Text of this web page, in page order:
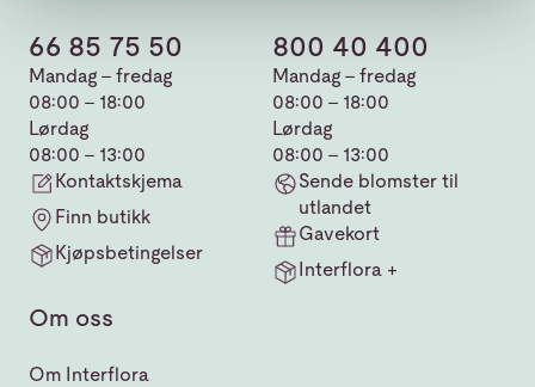
66 85 75 50
Mandag - fredag
08:00 - 18:00
Lørdag
08:00 - 13:00
Kontaktskjema
Finn butikk
Kjøpsbetingelser
800 40 400
Mandag - fredag
08:00 - 18:00
Lørdag
08:00 - 13:00
Sende blomster til
utlandet
Gavekort
Interflora +
Om oss
Om Interflora